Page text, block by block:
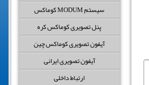
سیستم MODUM کوماکس
پنل تصویری کوماکس کره
آیفون تصویری کوماکس چین
آیفون تصویری ایرانی
ارتباط داخلی